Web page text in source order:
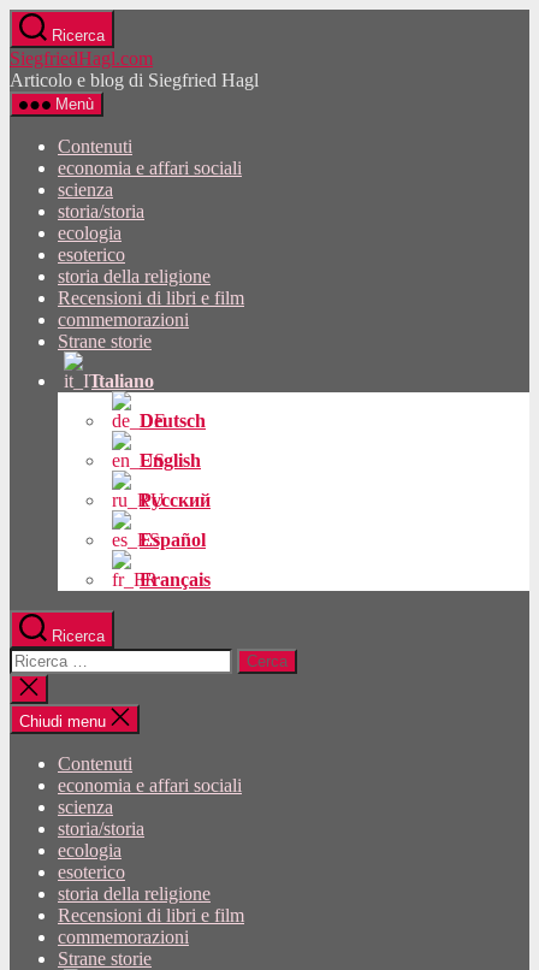
Vai
al
contenuto
Ricerca
SiegfriedHagl.com
Articolo e blog di Siegfried Hagl
Menù
Contenuti
economia e affari sociali
scienza
storia/storia
ecologia
esoterico
storia della religione
Recensioni di libri e film
commemorazioni
Strane storie
Italiano
Deutsch
English
Русский
Español
Français
Ricerca
Cercare:
Chiudi
la
ricerca
Chiudi menu
Contenuti
economia e affari sociali
scienza
storia/storia
ecologia
esoterico
storia della religione
Recensioni di libri e film
commemorazioni
Strane storie